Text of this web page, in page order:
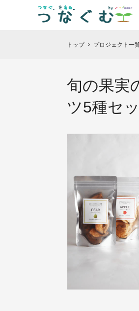
トップ chevron_right プロジェクト一
旬の果実
ツ5種セ